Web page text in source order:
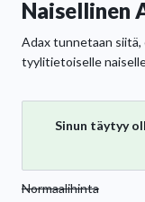
Naisellinen
Adax tunnetaan
tyylitietoiselle
Sinun täytyy
Normaalihinta